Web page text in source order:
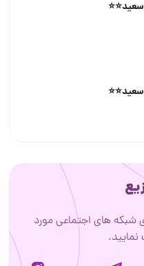
سعید⭐️⭐️
سعید⭐️⭐️
شبکه های اجتماعی مورد